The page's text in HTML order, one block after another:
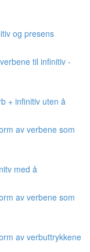
og presens
til infinitiv -
+ infinitiv uten å
av verbene som
med å
av verbene som
av verbuttrykkene